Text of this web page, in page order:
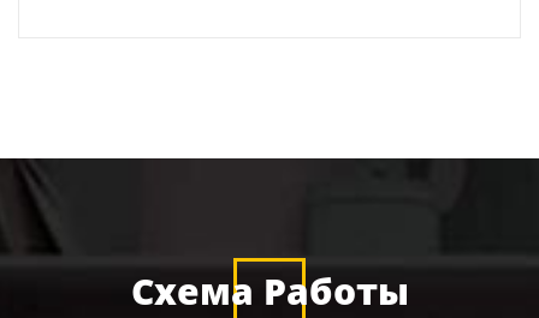
Схема Работы